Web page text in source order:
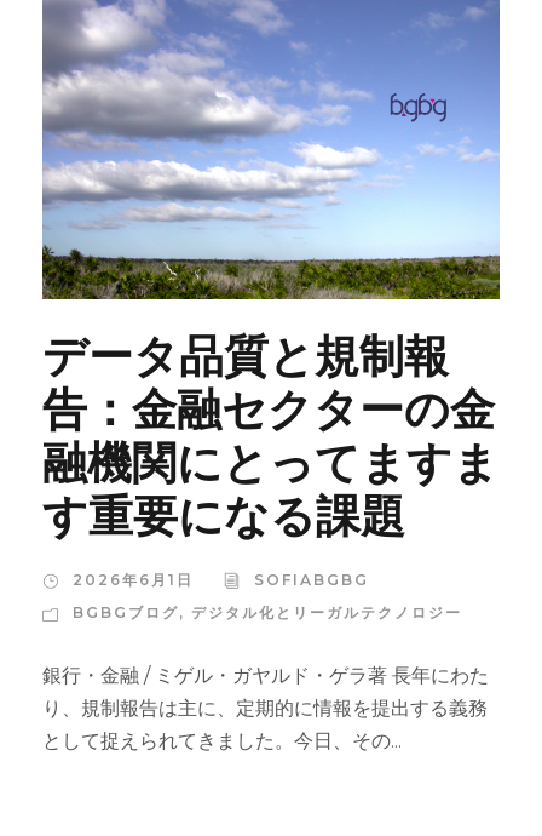
データ品質と規制報
告：金融セクターの金
融機関にとってますま
す重要になる課題
2026年6月1日
SOFIABGBG
BGBGブログ, デジタル化とリーガルテクノロジー
銀行・金融 / ミゲル・ガヤルド・ゲラ著 長年にわた
り、規制報告は主に、定期的に情報を提出する義務
として捉えられてきました。今日、その...